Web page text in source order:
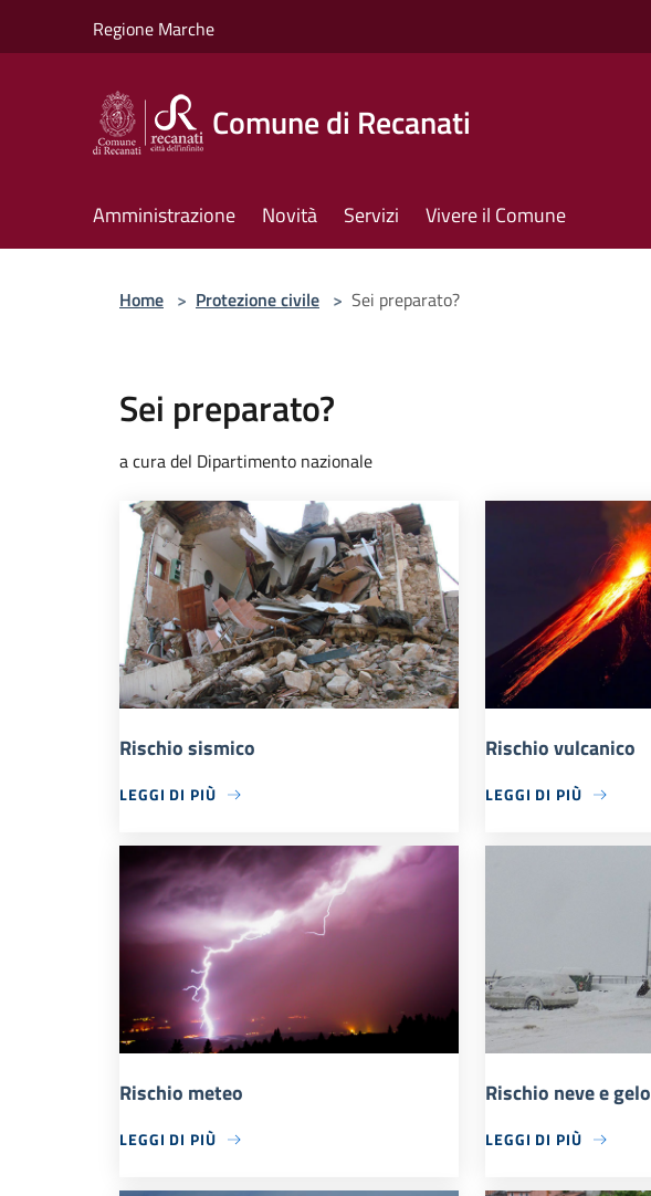
Regione Marche
Comune di Recanati
Amministrazione Novità Servizi Vivere il Comune
Home > Protezione civile > Sei preparato?
Sei preparato?
a cura del Dipartimento nazionale
Rischio sismico
LEGGI DI PIÙ
Rischio vulcanico
LEGGI DI PIÙ
Rischio meteo
LEGGI DI PIÙ
Rischio neve e gelo
LEGGI DI PIÙ